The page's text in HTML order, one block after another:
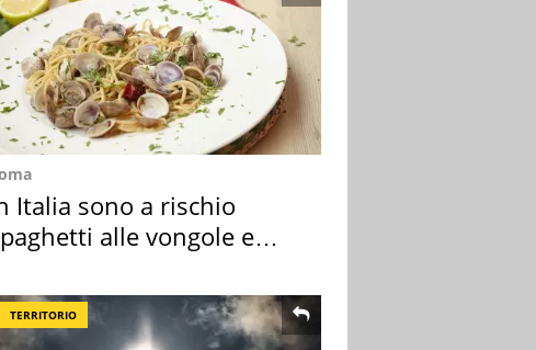
Italia sono a rischio
alle vongole e
TERRITORIO